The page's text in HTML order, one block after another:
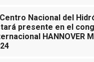
Centro Nacional del
presente en el
HANNOVER